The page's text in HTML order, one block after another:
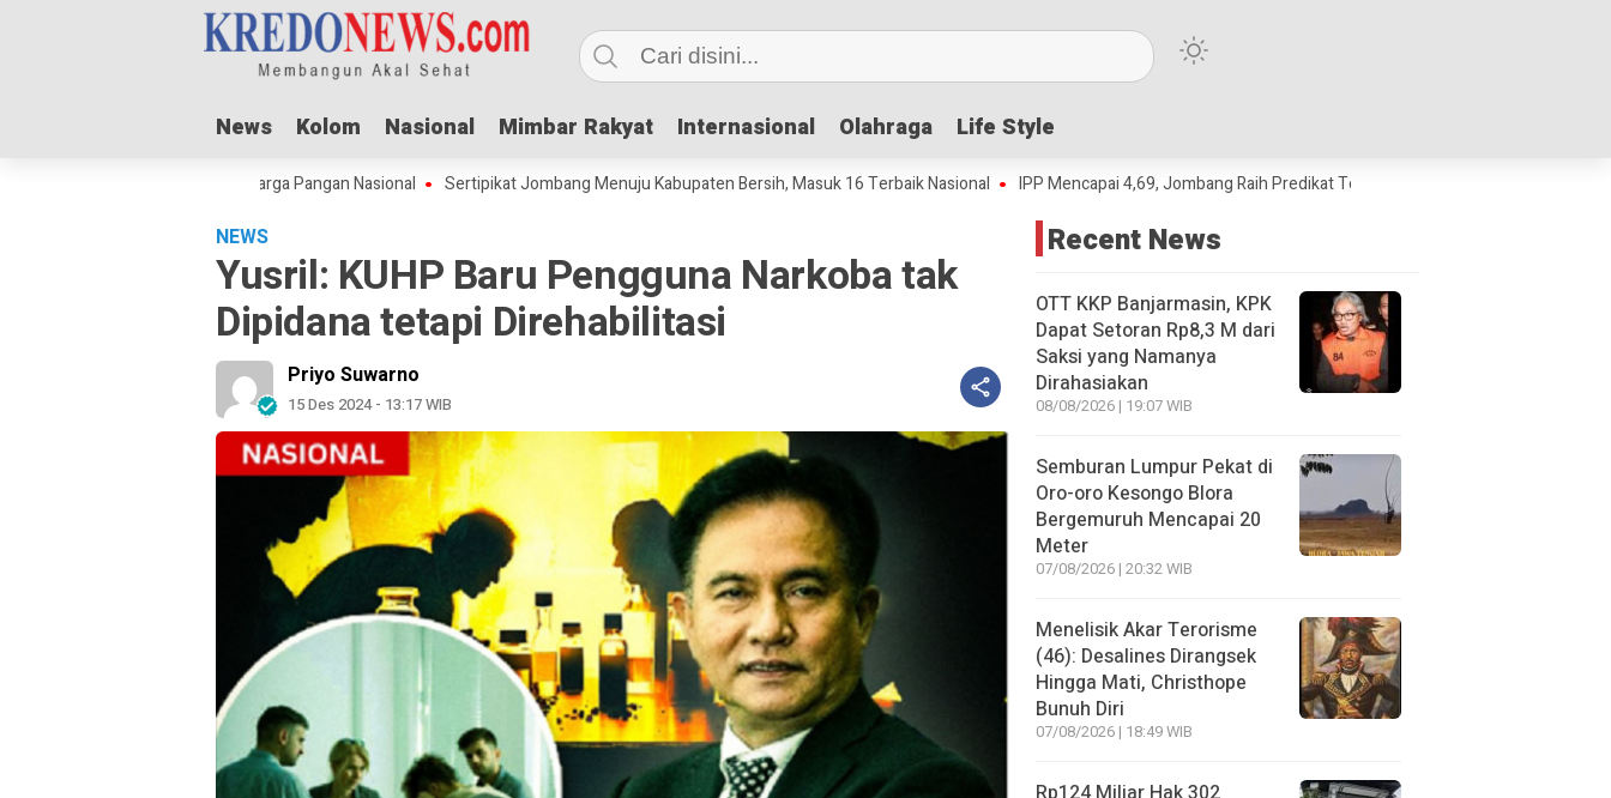
News Kolom Nasional Mimbar Rakyat Internasional Olahraga Life Style
News Kolom Nasional Mimbar Rakyat Internasional Olahraga Life Style
Adha Dorong Lonjakan Harga Pangan Nasional Sertipikat Jombang Menuju Kabupaten Bersih, Masuk 16 Terbaik Nasional IPP Mencapai 4,69, Jombang Raih Predikat Terbaik Jawa Timur dan Peringkat III Nasional
NEWS
Yusril: KUHP Baru Pengguna Narkoba tak
Dipidana tetapi Direhabilitasi
Priyo Suwarno
15 Des 2024 - 13:17 WIB
Recent News
OTT KKP Banjarmasin, KPK
Dapat Setoran Rp8,3 M dari
Saksi yang Namanya
Dirahasiakan
08/08/2026 | 19:07 WIB
Semburan Lumpur Pekat di
Oro-oro Kesongo Blora
Bergemuruh Mencapai 20
Meter
07/08/2026 | 20:32 WIB
Menelisik Akar Terorisme
(46): Desalines Dirangsek
Hingga Mati, Christhope
Bunuh Diri
07/08/2026 | 18:49 WIB